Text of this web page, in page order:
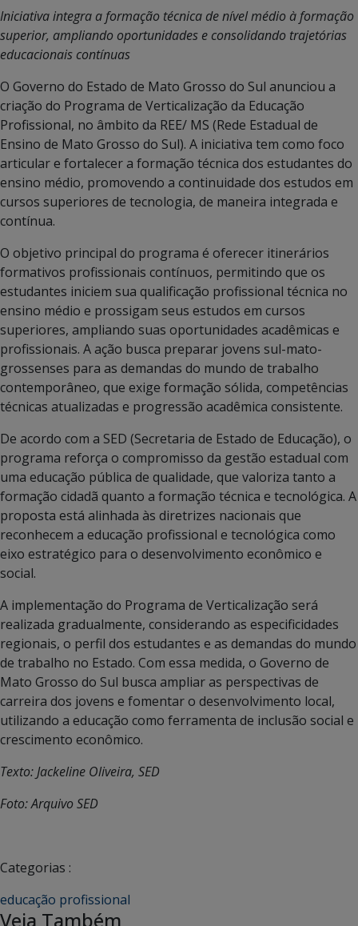
Iniciativa integra a formação técnica de nível médio à formação
superior, ampliando oportunidades e consolidando trajetórias
educacionais contínuas
O Governo do Estado de Mato Grosso do Sul anunciou a
criação do Programa de Verticalização da Educação
Profissional, no âmbito da REE/ MS (Rede Estadual de
Ensino de Mato Grosso do Sul). A iniciativa tem como foco
articular e fortalecer a formação técnica dos estudantes do
ensino médio, promovendo a continuidade dos estudos em
cursos superiores de tecnologia, de maneira integrada e
contínua.
O objetivo principal do programa é oferecer itinerários
formativos profissionais contínuos, permitindo que os
estudantes iniciem sua qualificação profissional técnica no
ensino médio e prossigam seus estudos em cursos
superiores, ampliando suas oportunidades acadêmicas e
profissionais. A ação busca preparar jovens sul-mato-
grossenses para as demandas do mundo de trabalho
contemporâneo, que exige formação sólida, competências
técnicas atualizadas e progressão acadêmica consistente.
De acordo com a SED (Secretaria de Estado de Educação), o
programa reforça o compromisso da gestão estadual com
uma educação pública de qualidade, que valoriza tanto a
formação cidadã quanto a formação técnica e tecnológica. A
proposta está alinhada às diretrizes nacionais que
reconhecem a educação profissional e tecnológica como
eixo estratégico para o desenvolvimento econômico e
social.
A implementação do Programa de Verticalização será
realizada gradualmente, considerando as especificidades
regionais, o perfil dos estudantes e as demandas do mundo
de trabalho no Estado. Com essa medida, o Governo de
Mato Grosso do Sul busca ampliar as perspectivas de
carreira dos jovens e fomentar o desenvolvimento local,
utilizando a educação como ferramenta de inclusão social e
crescimento econômico.
Texto: Jackeline Oliveira, SED
Foto: Arquivo SED
Categorias :
educação profissional
Veja Também